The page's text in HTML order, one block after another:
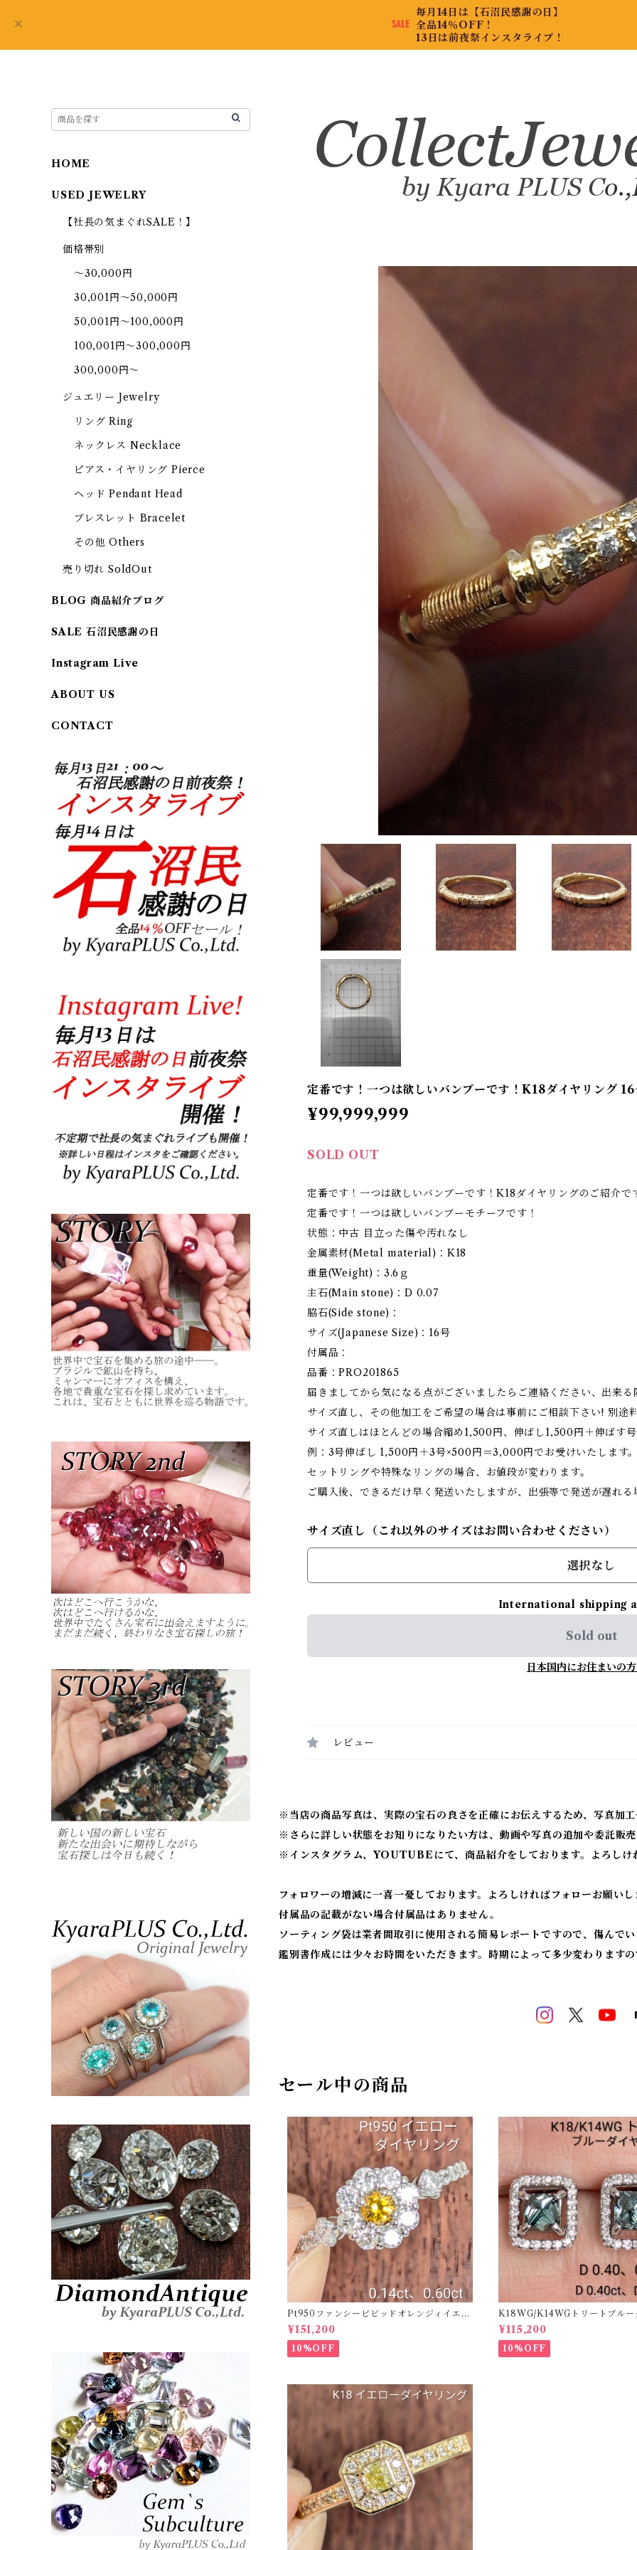
毎月14日は【石沼民感謝の日】
全品14％OFF！
13日は前夜祭インスタライブ！
定番です！一つは欲しいバンブーです！K18ダイヤリング
¥99,999,999
SOLD OUT
定番です！一つは欲しいバンブーです！K18ダイヤリングのご紹介で
定番です！一つは欲しいバンブーモチーフです！
状態：中古 目立った傷や汚れなし
金属素材(Metal material)：K18
重量(Weight)：3.6ｇ
主石(Main stone)：D 0.07
脇石(Side stone)：
サイズ(Japanese Size)：16号
付属品：
品番：PRO201865
届きましてから気になる点がございましたらご連絡ください、出来
サイズ直し、その他加工をご希望の場合は事前にご相談下さい! 別途
サイズ直しはほとんどの場合縮め1,500円、伸ばし1,500円＋伸ばす
例：3号伸ばし 1,500円＋3号×500円＝3,000円でお受けいたします
セットリングや特殊なリングの場合、お値段が変わります。
ご購入後、できるだけ早く発送いたしますが、出張等で発送が遅れ
サイズ直し（これ以外のサイズはお問い合わせください）
選択なし
International shipping
Sold out
日本国内にお住まいの
レビュー
※当店の商品写真は、実際の宝石の良さを正確にお伝えするため、写真加
※ さらに詳しい状態をお知りになりたい方は、動画や写真の追加や委託販
※ インスタグラム、YOUTUBEにて、商品紹介をしております。よろしけ
フォロワーの増減に一喜一憂しております。よろしければフォローお願い
付属品の記載がない場合付属品はありません。
ソーティング袋は業者間取引に使用される簡易レポートですので、傷んで
鑑別書作成には少々お時間をいただきます。時期によって多少変わります
セール中の商品
Pt950ファンシービビッドオレンジィイエロ
ーダイヤリング D 0.144ct D 0.60ct【PRO
208782】
¥151,200
10%OFF
K18WG/K14WGトリートブルー
ス 【PRO208939】
¥115,200
10%OFF
HOME
USED JEWELRY
【社長の気まぐれSALE！】
価格帯別
～30,000円
30,001円～50,000円
50,001円～100,000円
100,001円～300,000円
300,000円～
ジュエリー Jewelry
リング Ring
ネックレス Necklace
ピアス・イヤリング Pierce
ヘッド Pendant Head
ブレスレット Bracelet
その他 Others
売り切れ SoldOut
BLOG 商品紹介ブログ
SALE 石沼民感謝の日
Instagram Live
ABOUT US
CONTACT